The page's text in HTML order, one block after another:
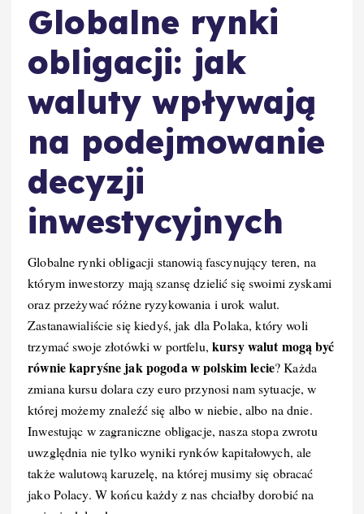
Globalne rynki
obligacji: jak
waluty wpływają
na podejmowanie
decyzji
inwestycyjnych
Globalne rynki obligacji stanowią fascynujący teren, na
którym inwestorzy mają szansę dzielić się swoimi zyskami
oraz przeżywać różne ryzykowania i urok walut.
Zastanawialiście się kiedyś, jak dla Polaka, który woli
trzymać swoje złotówki w portfelu,kursy walut mogą być
równie kapryśne jak pogoda w polskim lecie? Każda
zmiana kursu dolara czy euro przynosi nam sytuacje, w
której możemy znaleźć się albo w niebie, albo na dnie.
Inwestując w zagraniczne obligacje, nasza stopa zwrotu
uwzględnia nie tylko wyniki rynków kapitałowych, ale
także walutową karuzelę, na której musimy się obracać
jako Polacy. W końcu każdy z nas chciałby dorobić na